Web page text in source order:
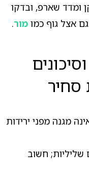
ומדד שארפ, ובדקו
אצל גוף כמו מור.
סחיר
מגנה מפני ירידות
שליליות; חשוב